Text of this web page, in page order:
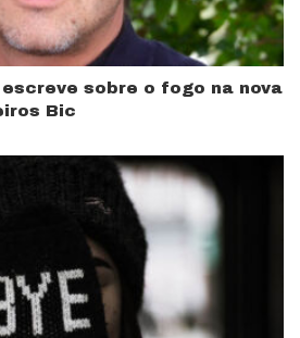
sobre o fogo na nova
Bic